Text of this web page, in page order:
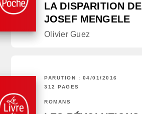
LA DISPARITION DE
JOSEF MENGELE
Olivier Guez
PARUTION : 04/01/2016
312 PAGES
ROMANS